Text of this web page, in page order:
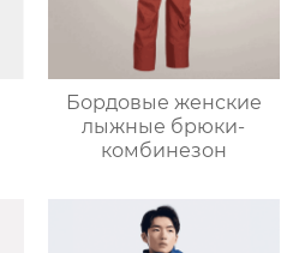
Бордовые женские
лыжные брюки-
комбинезон